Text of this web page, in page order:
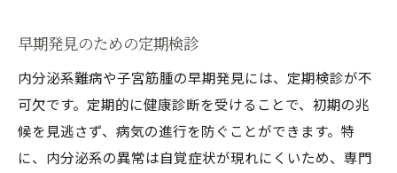
早期発見のための定期検診
内分泌系難病や子宮筋腫の早期発見には、定期検診が不
可欠です。定期的に健康診断を受けることで、初期の兆
候を見逃さず、病気の進行を防ぐことができます。特
に、内分泌系の異常は自覚症状が現れにくいため、専門